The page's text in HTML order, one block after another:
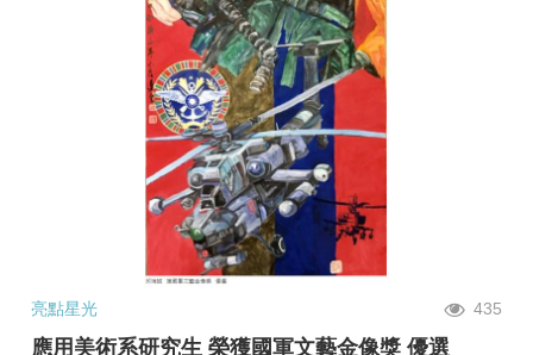
亮點星光 435
應用美術系研究生 榮獲國軍文藝金像獎 優選